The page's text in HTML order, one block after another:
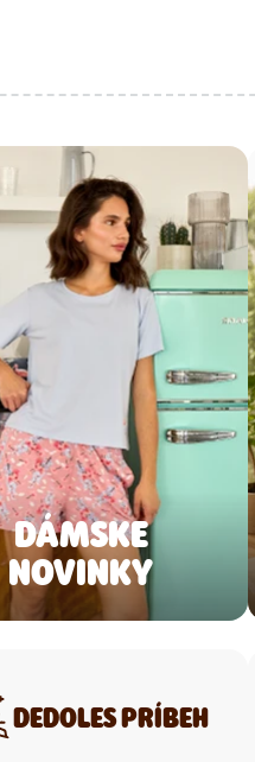
DÁMSKE
NOVINKY
DEDOLES PRÍBEH